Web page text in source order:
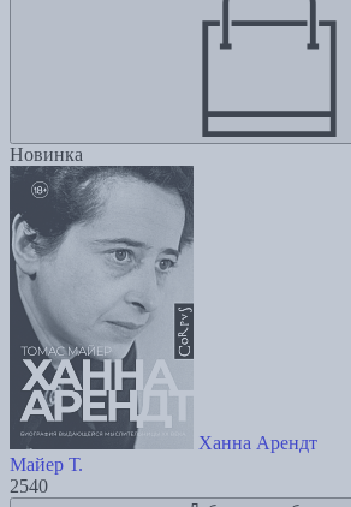
Новинка
Ханна Арендт
Майер Т.
2540